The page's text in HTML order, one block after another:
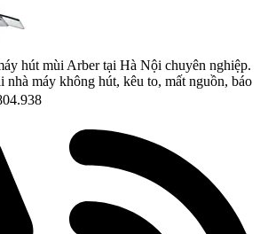
hút mùi Arber tại Hà Nội chuyên nghiệp.
nhà máy không hút, kêu to, mất nguồn, báo